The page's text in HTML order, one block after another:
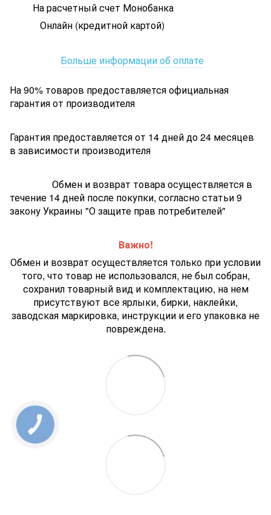
На расчетный счет Монобанка
Онлайн (кредитной картой)
Больше информации об оплате
На 90% товаров предоставляется официальная
гарантия от производителя
Гарантия предоставляется от 14 дней до 24 месяцев
в зависимости производителя
Обмен и возврат товара осуществляется в
течение 14 дней после покупки, согласно статьи 9
закону Украины "О защите прав потребителей"
Важно!
Обмен и возврат осуществляется только при условии
того, что товар не использовался, не был собран,
сохранил товарный вид и комплектацию, на нем
присутствуют все ярлыки, бирки, наклейки,
заводская маркировка, инструкции и его упаковка не
повреждена.